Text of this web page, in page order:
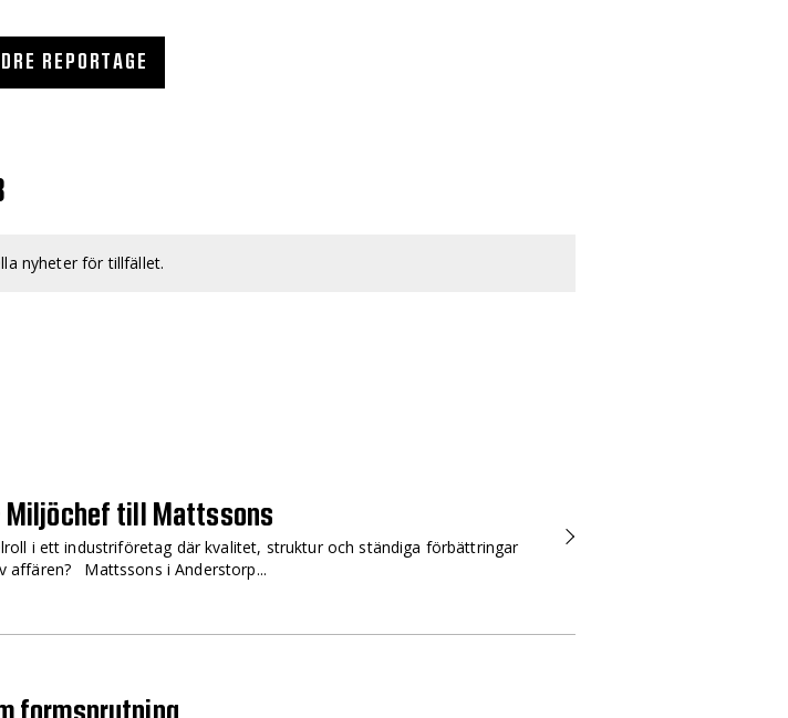
REPORTAGE
nyheter för tillfället.
till Mattssons
i ett industriföretag där kvalitet, struktur och ständiga förbättringar
affären? Mattssons i Anderstorp...
formsprutning